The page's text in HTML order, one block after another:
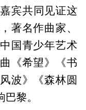
宾共同见证这
著名作曲家、
国青少年艺术
《希望》《书
波》《森林圆
黎。